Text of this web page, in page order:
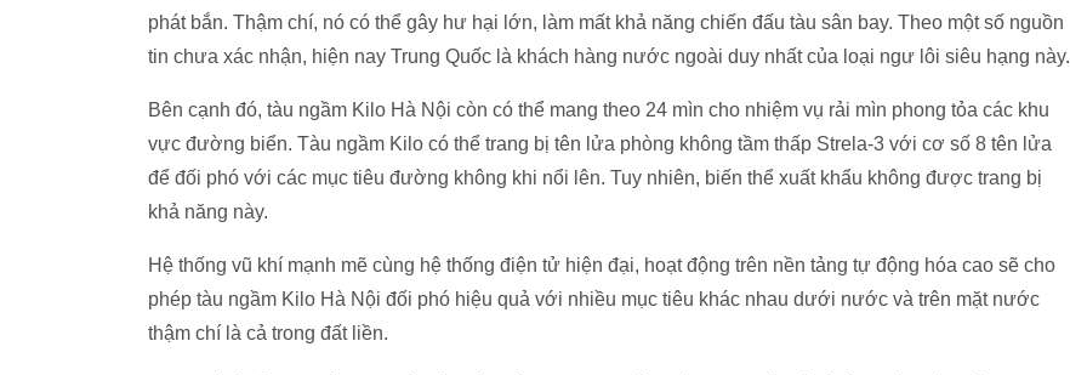
phát bắn. Thậm chí, nó có thể gây hư hại lớn, làm mất khả năng chiến đấu tàu sân bay. Theo một số nguồn
tin chưa xác nhận, hiện nay Trung Quốc là khách hàng nước ngoài duy nhất của loại ngư lôi siêu hạng này.
Bên cạnh đó, tàu ngầm Kilo Hà Nội còn có thể mang theo 24 mìn cho nhiệm vụ rải mìn phong tỏa các khu
vực đường biển. Tàu ngầm Kilo có thể trang bị tên lửa phòng không tầm thấp Strela-3 với cơ số 8 tên lửa
để đối phó với các mục tiêu đường không khi nổi lên. Tuy nhiên, biến thể xuất khẩu không được trang bị
khả năng này.
Hệ thống vũ khí mạnh mẽ cùng hệ thống điện tử hiện đại, hoạt động trên nền tảng tự động hóa cao sẽ cho
phép tàu ngầm Kilo Hà Nội đối phó hiệu quả với nhiều mục tiêu khác nhau dưới nước và trên mặt nước
thậm chí là cả trong đất liền.